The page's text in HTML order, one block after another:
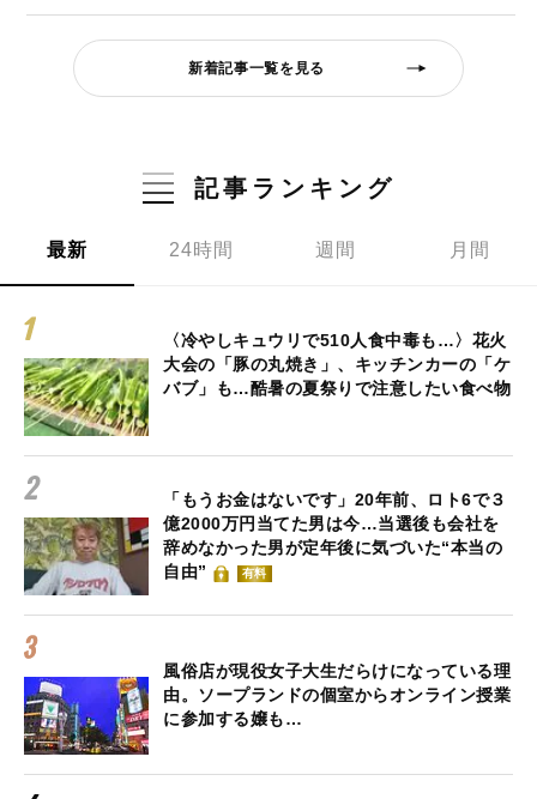
新着記事一覧を見る
記事ランキング
最新 24時間 週間 月間
〈冷やしキュウリで510人食中毒も…〉花火
大会の「豚の丸焼き」、キッチンカーの「ケ
バブ」も…酷暑の夏祭りで注意したい食べ物
「もうお金はないです」20年前、ロト6で３
億2000万円当てた男は今…当選後も会社を
辞めなかった男が定年後に気づいた“本当の
自由”
有料
風俗店が現役女子大生だらけになっている理
由。ソープランドの個室からオンライン授業
に参加する嬢も…